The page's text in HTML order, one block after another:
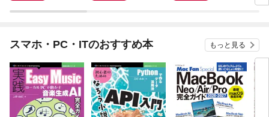
スマホ・PC・ITのおすすめ本 もっと見る